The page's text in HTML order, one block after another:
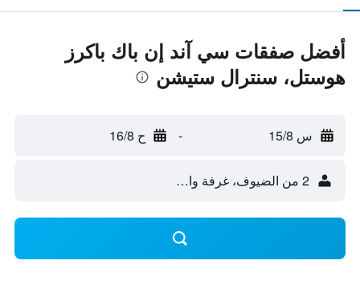
أفضل صفقات سي آند إن باك باكرز
هوستل، سنترال ستيشن
س 15/8 - ح 16/8
2 من الضيوف، غرفة واحدة